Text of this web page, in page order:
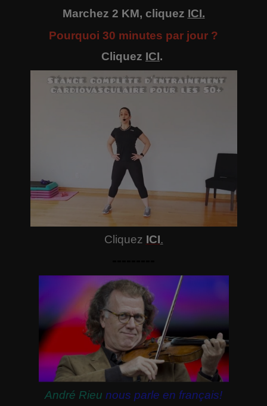
Marchez 2 KM, cliquez ICI.
Pourquoi 30 minutes par jour ?
Cliquez ICI.
Cliquez ICI.
André Rieu nous parle en français!